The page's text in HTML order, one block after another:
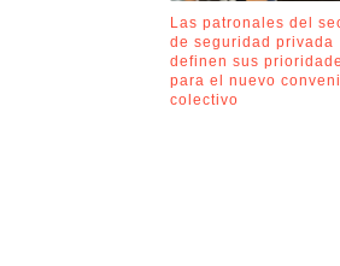
Las patronales del
de seguridad privada
definen sus
para el nuevo
colectivo